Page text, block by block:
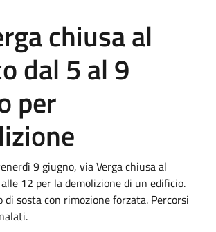
chiusa al
dal 5 al 9
per
9 giugno, via Verga chiusa al
12 per la demolizione di un edificio.
sosta con rimozione forzata. Percorsi